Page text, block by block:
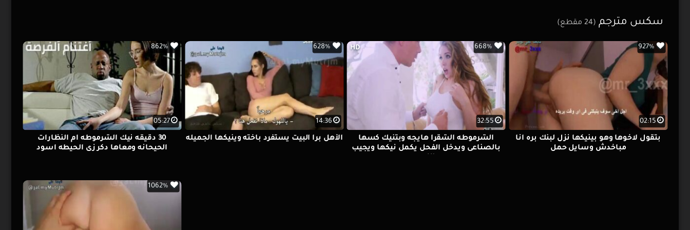
سكس مترجم (24 مقطع)
05:27
862%
30 دقيقه نيك الشرموطه ام النظارات
الحيحانه ومعاها دكر زى الحيطه اسود
14:36
628%
الأهل برا البيت يستفرد بأخته وينيكها الجميله
32:55
HD 668%
الشرموطه الشقرا هايجه وبتنيك كسها
بالصناعى ويدخل الفحل يكمل نيكها ويجيب
02:15
927%
بتقول لاخوها وهو بينيكها نزل لبنك بره انا
مباخدش وسايل حمل
1062%